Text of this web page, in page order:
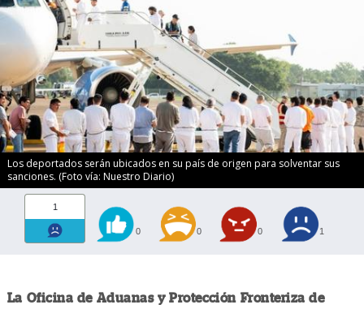
Los deportados serán ubicados en su país de origen para solventar sus
sanciones. (Foto vía: Nuestro Diario)
1
0 0 0 1
La Oficina de Aduanas y Protección Fronteriza de